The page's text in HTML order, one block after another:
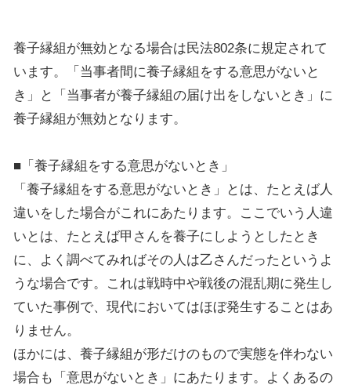
養子縁組が無効となる場合は民法802条に規定されて
います。「当事者間に養子縁組をする意思がないと
き」と「当事者が養子縁組の届け出をしないとき」に
養子縁組が無効となります。
■「養子縁組をする意思がないとき」
「養子縁組をする意思がないとき」とは、たとえば人
違いをした場合がこれにあたります。ここでいう人違
いとは、たとえば甲さんを養子にしようとしたとき
に、よく調べてみればその人は乙さんだったというよ
うな場合です。これは戦時中や戦後の混乱期に発生し
ていた事例で、現代においてはほぼ発生することはあ
りません。
ほかには、養子縁組が形だけのもので実態を伴わない
場合も「意思がないとき」にあたります。よくあるの